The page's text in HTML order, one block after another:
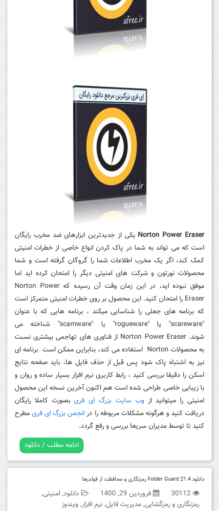
Norton Power Eraser یکی از جدیدترین ابزارهای ضد مخرب رایگان
است که می تواند به شما در پاک کردن انواع خاصی از خطرات امنیتی
کمک کند،اگر یک مخرب اطلاعات شما را گروگان گرفته است و شما
محصولات نورتون و شرکت های امنیتی دیگر را امتحان کرده اید اما
موفق نبوده اید، در این زمان وقت آن رسیده که Norton Power
Eraser را امتحان کنید.
این محصول بر روی خطرات امنیتی متمرکز است
که برنامه های جعلی را شناسایی میکند ، برنامه هایی که با عنوان
"scareware" یا "rogueware" یا "scamware" شناخته می
شوند.
Norton Power Eraser از فناوری های تهاجمی بیشتری نسبت
به محصولات Norton استفاده می کند، بنابراین ممکن است برنامه ای
نیز به اشتباه پاک شود پس قبل از حذف فایل ها، باید صفحه نتایج
اسکن را دقیقا بررسی کنید ، رابط کاربری نرم افزار بسیار ساده و روان و
با زیبایی خاصی طراحی شده است هم اکنون آخرین نسخه این محصول
امنیتی را میتوانید ازوب سایت بزرگ ای فریبصورت کاملا رایگان
دریافت کنید و هرگونه مشکلات مربوطه را درانجمن بزرگ ای فریمطرح
کنید تا توسط مدیران سریعا بررسی و رفع گردد.
ادامه مطلب / دانلود
دانلود Folder Guard 21.4 رمزنگاری و محافظت از فولدرها
30112 فروردین 29, 1400 دانلود,امنیتی,
رمزنگاری و رمزگشایی,مدیریت فایل,نرم افزار,ویندوز